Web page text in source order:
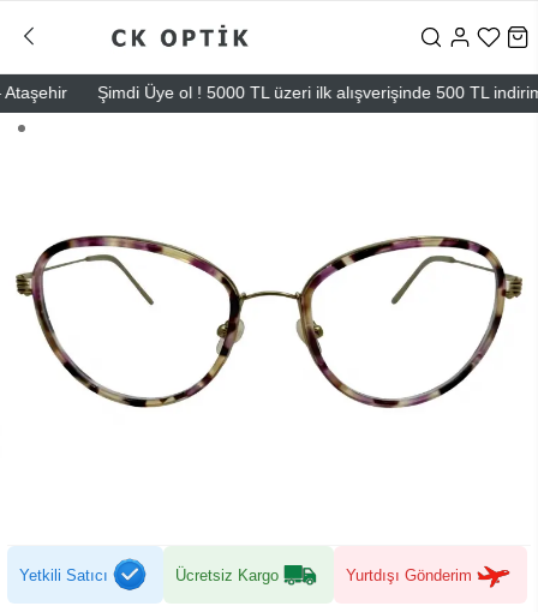
Şimdi Üye ol ! 5000 TL üzeri ilk alışverişinde 500 TL indirim
Yetkili Satıcı Ücretsiz Kargo Yurtdışı Gönderim